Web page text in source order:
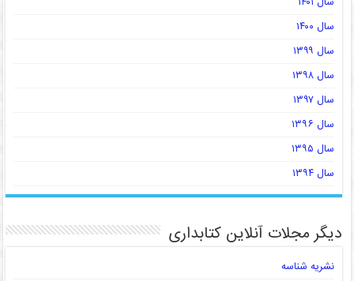
سال ۱۴۰۰
سال ۱۳۹۹
سال ۱۳۹۸
سال ۱۳۹۷
سال ۱۳۹۶
سال ۱۳۹۵
سال ۱۳۹۴
دیگر مجلات آنلاین کتابداری
نشریه شناسه